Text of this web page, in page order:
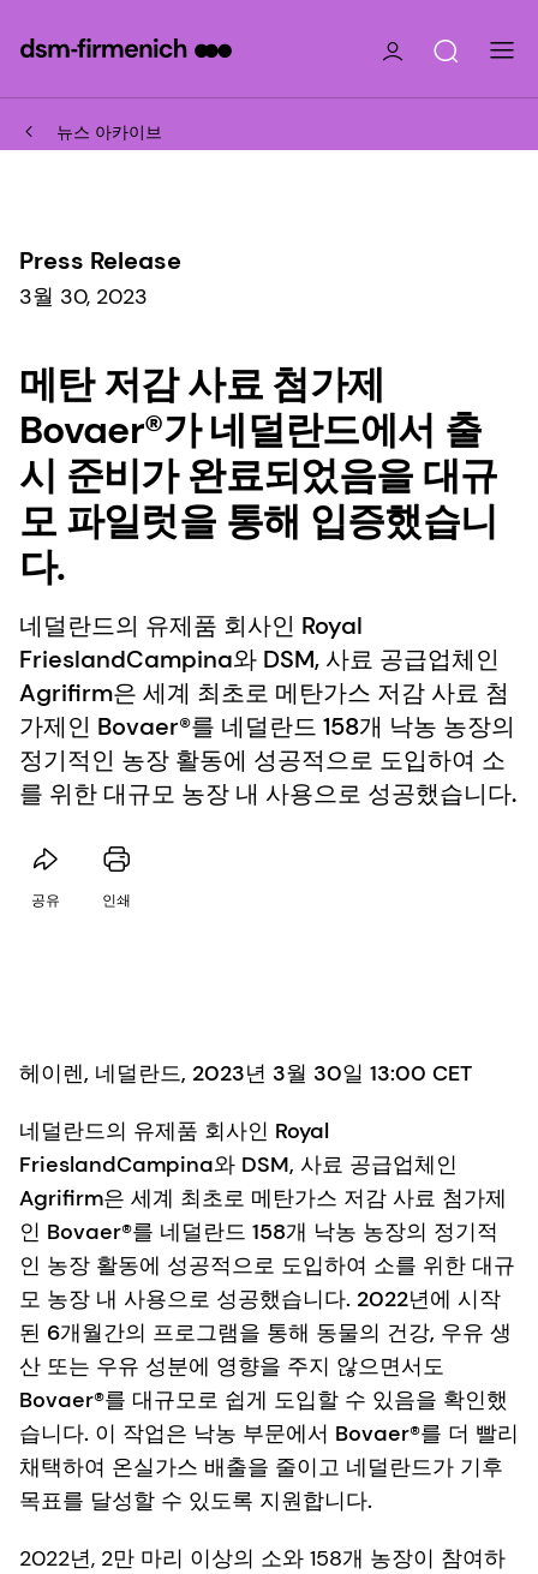
뉴스 아카이브
Press Release
3월 30, 2023
메탄 저감 사료 첨가제
Bovaer®가 네덜란드에서 출
시 준비가 완료되었음을 대규
모 파일럿을 통해 입증했습니
다.
네덜란드의 유제품 회사인 Royal
FrieslandCampina와 DSM, 사료 공급업체인
Agrifirm은 세계 최초로 메탄가스 저감 사료 첨
가제인 Bovaer®를 네덜란드 158개 낙농 농장의
정기적인 농장 활동에 성공적으로 도입하여 소
를 위한 대규모 농장 내 사용으로 성공했습니다.
공유 인쇄
헤이렌, 네덜란드, 2023년 3월 30일 13:00 CET
네덜란드의 유제품 회사인 Royal
FrieslandCampina와 DSM, 사료 공급업체인
Agrifirm은 세계 최초로 메탄가스 저감 사료 첨가제
인 Bovaer®를 네덜란드 158개 낙농 농장의 정기적
인 농장 활동에 성공적으로 도입하여 소를 위한 대규
모 농장 내 사용으로 성공했습니다. 2022년에 시작
된 6개월간의 프로그램을 통해 동물의 건강, 우유 생
산 또는 우유 성분에 영향을 주지 않으면서도
Bovaer®를 대규모로 쉽게 도입할 수 있음을 확인했
습니다. 이 작업은 낙농 부문에서 Bovaer®를 더 빨리
채택하여 온실가스 배출을 줄이고 네덜란드가 기후
목표를 달성할 수 있도록 지원합니다.
2022년, 2만 마리 이상의 소와 158개 농장이 참여하